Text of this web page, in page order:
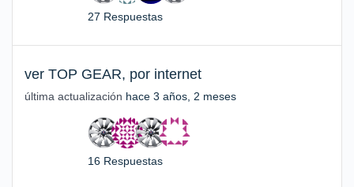
27 Respuestas
ver TOP GEAR, por internet
última actualización hace 3 años, 2 meses
16 Respuestas